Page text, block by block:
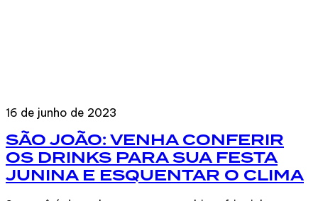
16 de junho de 2023
SÃO JOÃO: VENHA CONFERIR
OS DRINKS PARA SUA FESTA
JUNINA E ESQUENTAR O CLIMA